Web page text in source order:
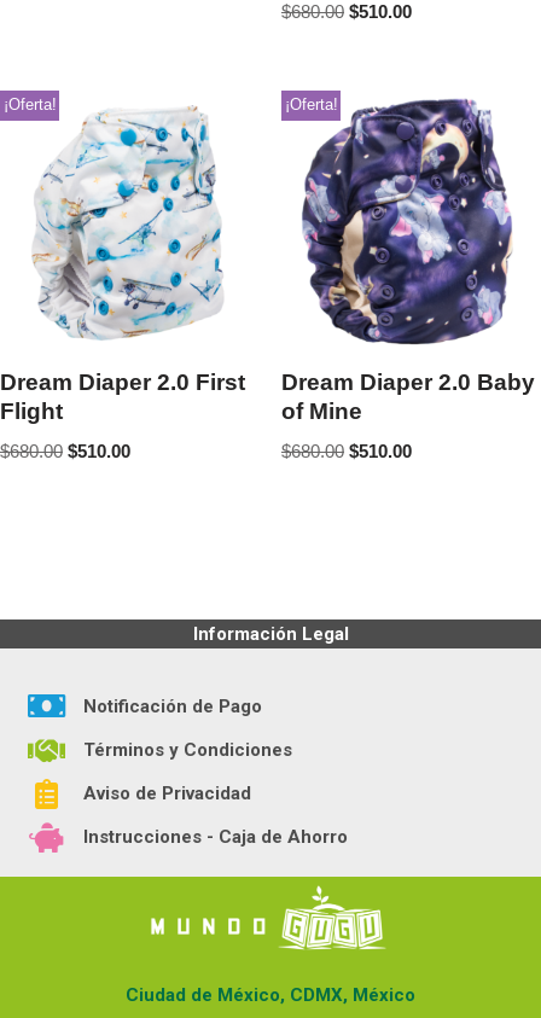
$680.00 $510.00
¡Oferta!
Dream Diaper 2.0 First
Flight
$680.00 $510.00
¡Oferta!
Dream Diaper 2.0 Baby
of Mine
$680.00 $510.00
Información Legal
Notificación de Pago
Términos y Condiciones
Aviso de Privacidad
Instrucciones - Caja de Ahorro
Ciudad de México, CDMX, México